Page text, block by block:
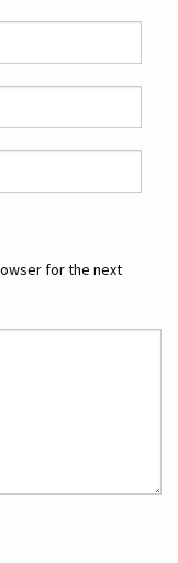
for the next